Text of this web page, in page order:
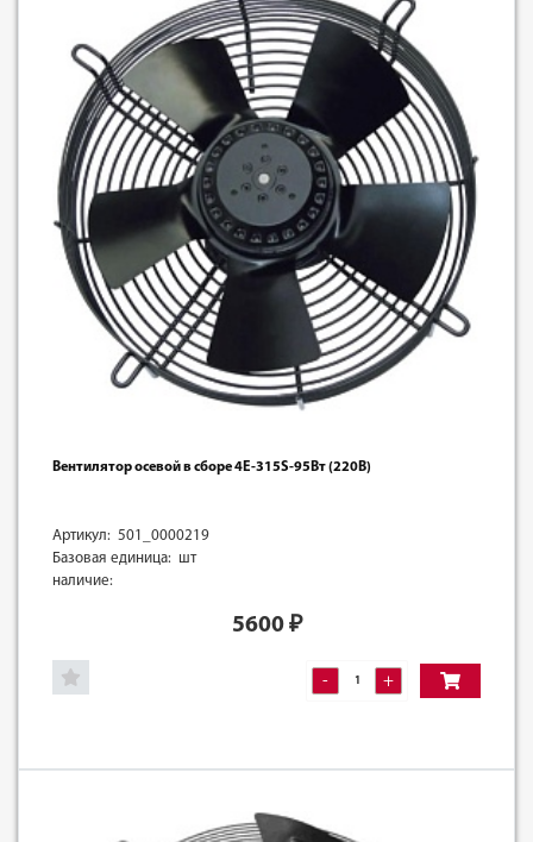
Вентилятор осевой в сборе 4E-315S-95Вт (220В)
Артикул: 501_0000219
Базовая единица: шт
наличие:
5600₽
- +